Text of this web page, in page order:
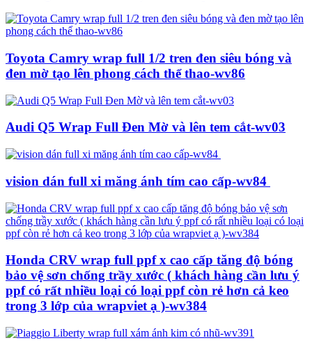
Toyota Camry wrap full 1/2 tren đen siêu bóng và
đen mờ tạo lên phong cách thể thao-wv86
Audi Q5 Wrap Full Đen Mờ và lên tem cắt-wv03
vision dán full xi măng ánh tím cao cấp-wv84
Honda CRV wrap full ppf x cao cấp tăng độ bóng
bảo vệ sơn chống trầy xước ( khách hàng cần lưu ý
ppf có rất nhiều loại có loại ppf còn rẻ hơn cả keo
trong 3 lớp của wrapviet ạ )-wv384